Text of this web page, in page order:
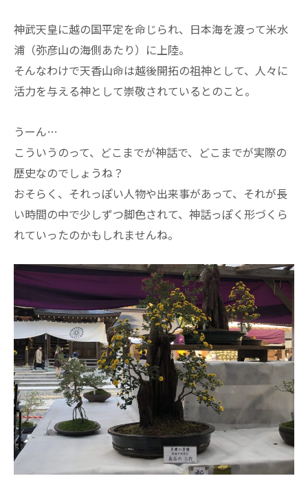
神武天皇に越の国平定を命じられ、日本海を渡って米水
浦（弥彦山の海側あたり）に上陸。
そんなわけで天香山命は越後開拓の祖神として、人々に
活力を与える神として崇敬されているとのこと。
うーん…
こういうのって、どこまでが神話で、どこまでが実際の
歴史なのでしょうね？
おそらく、それっぽい人物や出来事があって、それが長
い時間の中で少しずつ脚色されて、神話っぽく形づくら
れていったのかもしれませんね。